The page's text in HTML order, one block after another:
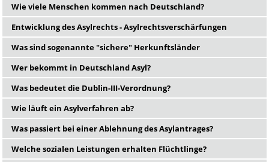
Wie viele Menschen kommen nach Deutschland?
Entwicklung des Asylrechts - Asylrechtsverschärfungen
Was sind sogenannte "sichere" Herkunftsländer
Wer bekommt in Deutschland Asyl?
Was bedeutet die Dublin-III-Verordnung?
Wie läuft ein Asylverfahren ab?
Was passiert bei einer Ablehnung des Asylantrages?
Welche sozialen Leistungen erhalten Flüchtlinge?